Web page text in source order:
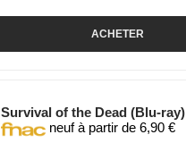
ACHETER
Survival of the Dead (Blu-ray)
neuf à partir de 6,90 €